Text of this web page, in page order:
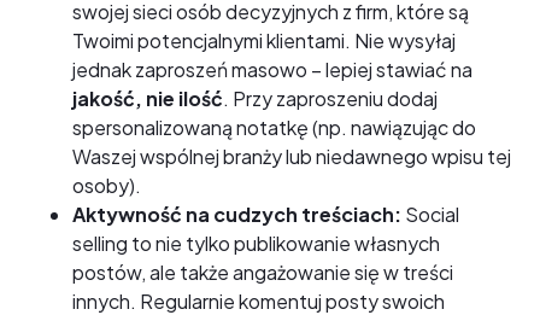
swojej sieci osób decyzyjnych z firm, które są
Twoimi potencjalnymi klientami. Nie wysyłaj
jednak zaproszeń masowo – lepiej stawiać na
jakość, nie ilość. Przy zaproszeniu dodaj
spersonalizowaną notatkę (np. nawiązując do
Waszej wspólnej branży lub niedawnego wpisu tej
osoby).
Aktywność na cudzych treściach: Social
selling to nie tylko publikowanie własnych
postów, ale także angażowanie się w treści
innych. Regularnie komentuj posty swoich